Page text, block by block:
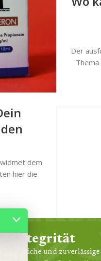
Der
dem
hier die
Integrität
Ehrliche und